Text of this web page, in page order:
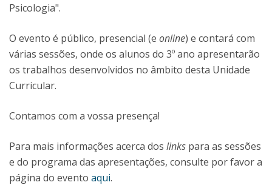
Psicologia".
O evento é público, presencial (e online) e contará com
várias sessões, onde os alunos do 3º ano apresentarão
os trabalhos desenvolvidos no âmbito desta Unidade
Curricular.
Contamos com a vossa presença!
Para mais informações acerca dos links para as sessões
e do programa das apresentações, consulte por favor a
página do evento aqui.